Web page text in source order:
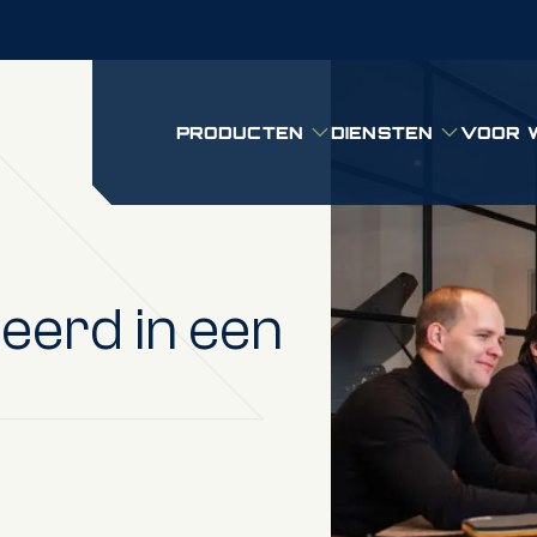
PRODUCTEN
Submenu: Producten
DIENSTEN
Submenu:
VOOR
in een